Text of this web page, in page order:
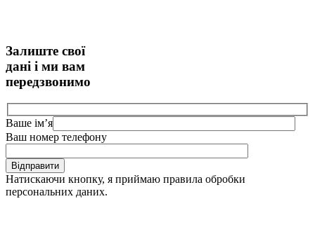
Залиште свої
дані і ми вам
передзвонимо
Ваше ім’я
Ваш номер телефону
Відправити
Натискаючи кнопку, я приймаю правила обробки
персональних даних.